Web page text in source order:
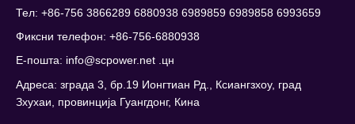
Тел: +86-756 3866289 6880938 6989859 6989858 6993659
Фиксни телефон: +86-756-6880938
Е-пошта: info@scpower.net .цн
Адреса: зграда 3, бр.19 Ионгтиан Рд., Ксиангзхоу, град
Зхухаи, провинција Гуангдонг, Кина